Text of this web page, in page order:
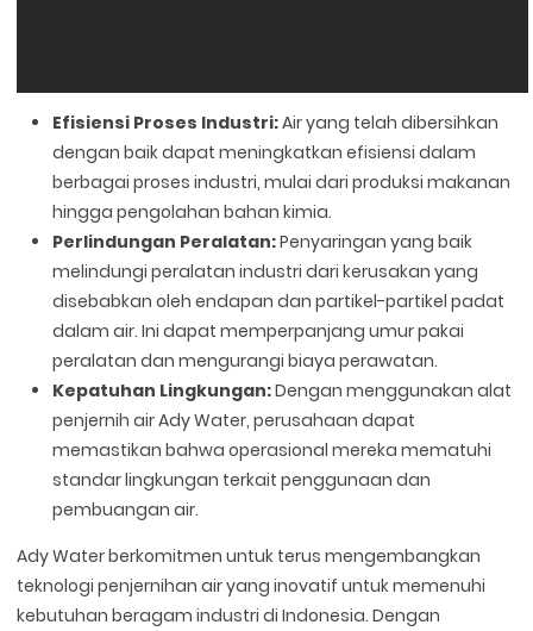
Efisiensi Proses Industri:Air yang telah dibersihkan
dengan baik dapat meningkatkan efisiensi dalam
berbagai proses industri, mulai dari produksi makanan
hingga pengolahan bahan kimia.
Perlindungan Peralatan:Penyaringan yang baik
melindungi peralatan industri dari kerusakan yang
disebabkan oleh endapan dan partikel-partikel padat
dalam air. Ini dapat memperpanjang umur pakai
peralatan dan mengurangi biaya perawatan.
Kepatuhan Lingkungan:Dengan menggunakan alat
penjernih air Ady Water, perusahaan dapat
memastikan bahwa operasional mereka mematuhi
standar lingkungan terkait penggunaan dan
pembuangan air.
Ady Water berkomitmen untuk terus mengembangkan
teknologi penjernihan air yang inovatif untuk memenuhi
kebutuhan beragam industri di Indonesia. Dengan